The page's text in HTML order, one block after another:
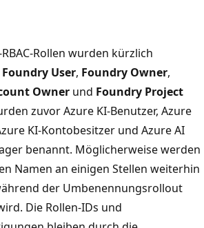
Rollen wurden kürzlich
Foundry User, Foundry Owner,
Owner und Foundry Project
zuvor Azure KI-Benutzer, Azure
KI-Kontobesitzer und Azure AI
benannt. Möglicherweise werden
Namen an einigen Stellen weiterhin
der Umbenennungsrollout
Die Rollen-IDs und